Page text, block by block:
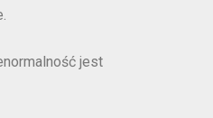
jest